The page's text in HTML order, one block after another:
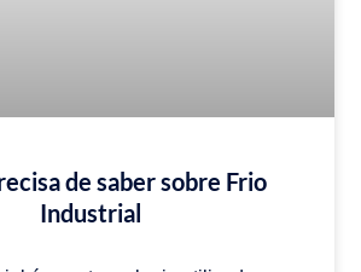
de saber sobre Frio
Industrial